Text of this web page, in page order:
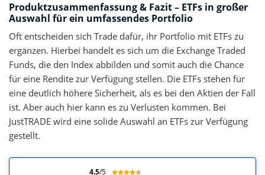
Produktzusammenfassung & Fazit – ETFs in großer
Auswahl für ein umfassendes Portfolio
Oft entscheiden sich Trade dafür, ihr Portfolio mit ETFs zu
ergänzen. Hierbei handelt es sich um die Exchange Traded
Funds, die den Index abbilden und somit auch die Chance
für eine Rendite zur Verfügung stellen. Die ETFs stehen für
eine deutlich höhere Sicherheit, als es bei den Aktien der Fall
ist. Aber auch hier kann es zu Verlusten kommen. Bei
JustTRADE wird eine solide Auswahl an ETFs zur Verfügung
gestellt.
4.5/5